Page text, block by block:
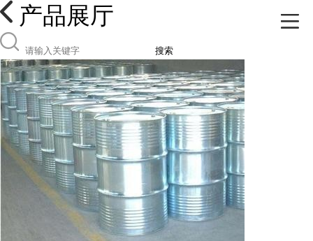
产品展厅
搜索